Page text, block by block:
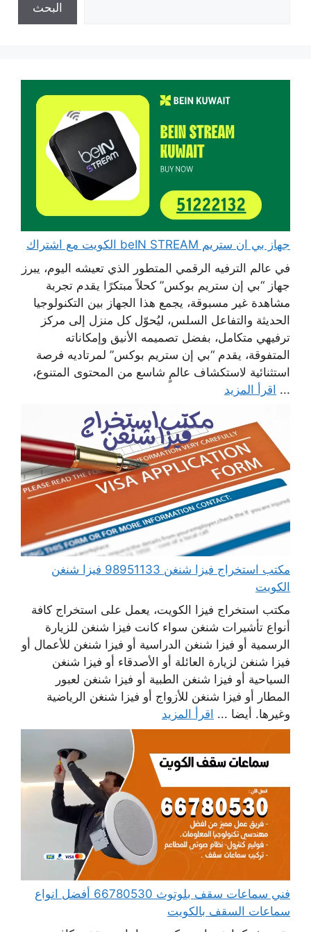
البحث
جهاز بي ان ستريم beIN STREAM الكويت مع اشتراك
في عالم الترفيه الرقمي المتطور الذي تعيشه اليوم، يبرز
جهاز “بي إن ستريم بوكس” كحلاً مبتكرًا يقدم تجربة
مشاهدة غير مسبوقة، يجمع هذا الجهاز بين التكنولوجيا
الحديثة والتفاعل السلس، ليُحوّل كل منزل إلى مركز
ترفيهي متكامل، بفضل تصميمه الأنيق وإمكاناته
المتفوقة، يقدم “بي إن ستريم بوكس” لمرتاديه فرصة
استثنائية لاستكشاف عالمٍ شاسع من المحتوى المتنوع،
... اقرأ المزيد
مكتب استخراج فيزا شنغن 98951133 فيزا شنغن
الكويت
مكتب استخراج فيزا الكويت، يعمل على استخراج كافة
أنواع تأشيرات شنغن سواء كانت فيزا شنغن للزيارة
الرسمية أو فيزا شنغن الدراسية أو فيزا شنغن للأعمال أو
فيزا شنغن لزيارة العائلة أو الأصدقاء أو فيزا شنغن
السياحية أو فيزا شنغن الطبية أو فيزا شنغن لعبور
المطار أو فيزا شنغن للأزواج أو فيزا شنغن الرياضية
وغيرها. أيضا ... اقرأ المزيد
فني سماعات سقف بلوتوث 66780530 أفضل انواع
سماعات السقف بالكويت